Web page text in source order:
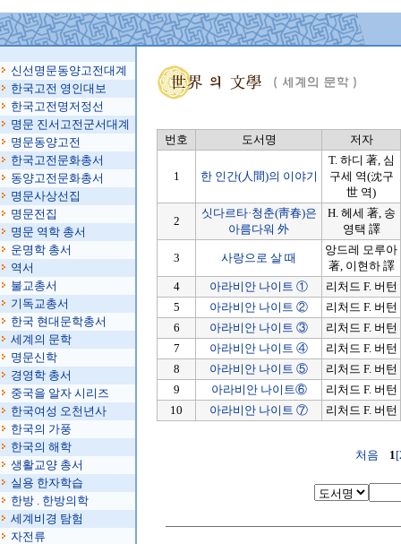
신선명문동양고전대계
한국고전 영인대보
한국고전명저정선
명문 진서고전군서대계
명문동양고전
한국고전문화총서
동양고전문화총서
명문사상선집
명문전집
명문 역학 총서
운명학 총서
역서
불교총서
기독교총서
한국 현대문학총서
세계의 문학
명문신학
경영학 총서
중국을 알자 시리즈
한국여성 오천년사
한국의 가풍
한국의 해학
생활교양 총서
실용 한자학습
한방 . 한방의학
세계비경 탐험
자전류
번호 도서명 저자
1 한 인간(人間)의 이야기
T. 하디 著, 심
구세 역(沈구
世 역)
2
싯다르타·청춘(靑春)은
아름다워 外
H. 헤세 著, 송
영택 譯
3 사랑으로 살 때
앙드레 모루아
著, 이현하 譯
4
아라비안 나이트 ①
리처드 F. 버턴
5
아라비안 나이트 ②
리처드 F. 버턴
6
아라비안 나이트 ③
리처드 F. 버턴
7
아라비안 나이트 ④
리처드 F. 버턴
8
아라비안 나이트 ⑤
리처드 F. 버턴
9
아라비안 나이트⑥
리처드 F. 버턴
10
아라비안 나이트 ⑦ 리처드 F. 버턴
처음 1